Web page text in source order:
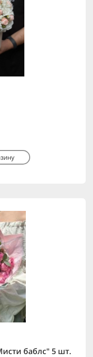
баблс" 5 шт.